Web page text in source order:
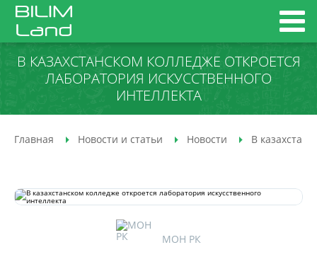
В КАЗАХСТАНСКОМ КОЛЛЕДЖЕ ОТКРОЕТСЯ
ЛАБОРАТОРИЯ ИСКУССТВЕННОГО
ИНТЕЛЛЕКТА
Главная Новости и статьи Новости В
МОН РК